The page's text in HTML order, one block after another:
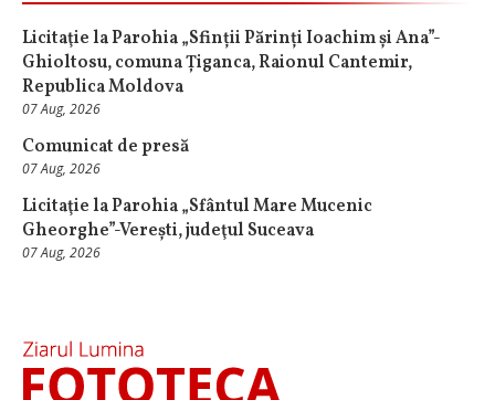
Licitaţie la Parohia „Sfinții Părinți Ioachim și Ana”-
Ghioltosu, comuna Țiganca, Raionul Cantemir,
Republica Moldova
07 Aug, 2026
Comunicat de presă
07 Aug, 2026
Licitaţie la Parohia „Sfântul Mare Mucenic
Gheorghe”-Verești, judeţul Suceava
07 Aug, 2026